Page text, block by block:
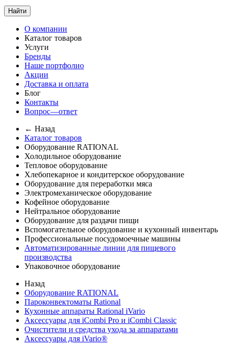
Найти
О компании
Каталог товаров
Услуги
Бренды
Наше портфолио
Акции
Доставка и оплата
Блог
Контакты
Вопрос—ответ
← Назад
Каталог товаров
Оборудование RATIONAL
Холодильное оборудование
Тепловое оборудование
Хлебопекарное и кондитерское оборудование
Оборудование для переработки мяса
Электромеханическое оборудование
Кофейное оборудование
Нейтральное оборудование
Оборудование для раздачи пищи
Вспомогательное оборудование и кухонный инвентарь
Профессиональные посудомоечные машины
Автоматизированные линии для пищевого
производства
Упаковочное оборудование
Назад
Оборудование RATIONAL
Пароконвектоматы Rational
Кухонные аппараты Rational iVario
Аксессуары для iCombi Pro и iCombi Classic
Очистители и средства ухода за аппаратами
Аксессуары для iVario®